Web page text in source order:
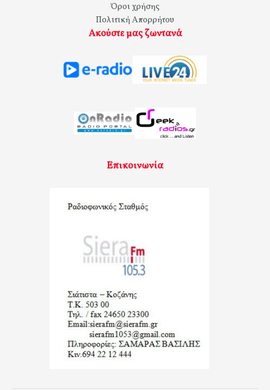
Όροι χρήσης
Πολιτική Απορρήτου
Ακούστε μας ζωντανά
Επικοινωνία